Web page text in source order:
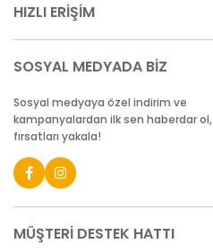
HIZLI ERİŞİM
SOSYAL MEDYADA BİZ
Sosyal medyaya özel indirim ve
kampanyalardan ilk sen haberdar ol,
fırsatları yakala!
MÜŞTERİ DESTEK HATTI